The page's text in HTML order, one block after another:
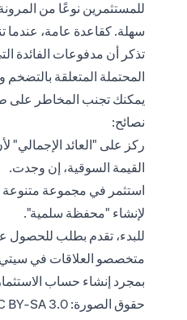
للمستثمرين نوعًا من
سهلة. كقاعدة عامة، عندما
تذكر أن مدفوعات الفائدة
المحتملة المتعلقة بالتضخم
يمكنك تجنب المخاطر على
نصائح:
ركز على "العائد الإجمالي"
القيمة السوقية، إن وجدت.
استثمر في مجموعة متنوعة
لإنشاء "محفظة سلمية".
للبدء، تقدم بطلب للحصول
متخصصو العلاقات في
بمجرد إنشاء حساب
حقوق الصورة: CC BY-SA 3.0 بواسطة Nick Youngson